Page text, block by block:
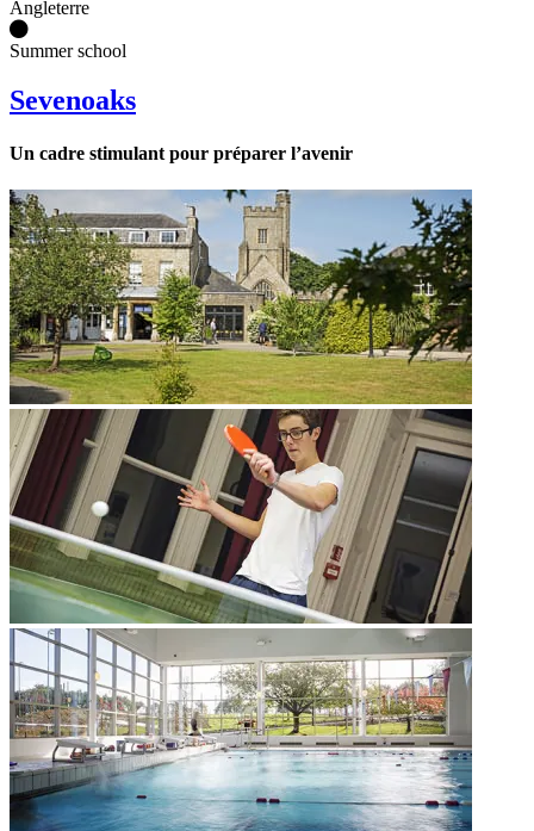
Angleterre
Summer school
Sevenoaks
Un cadre stimulant pour préparer l’avenir